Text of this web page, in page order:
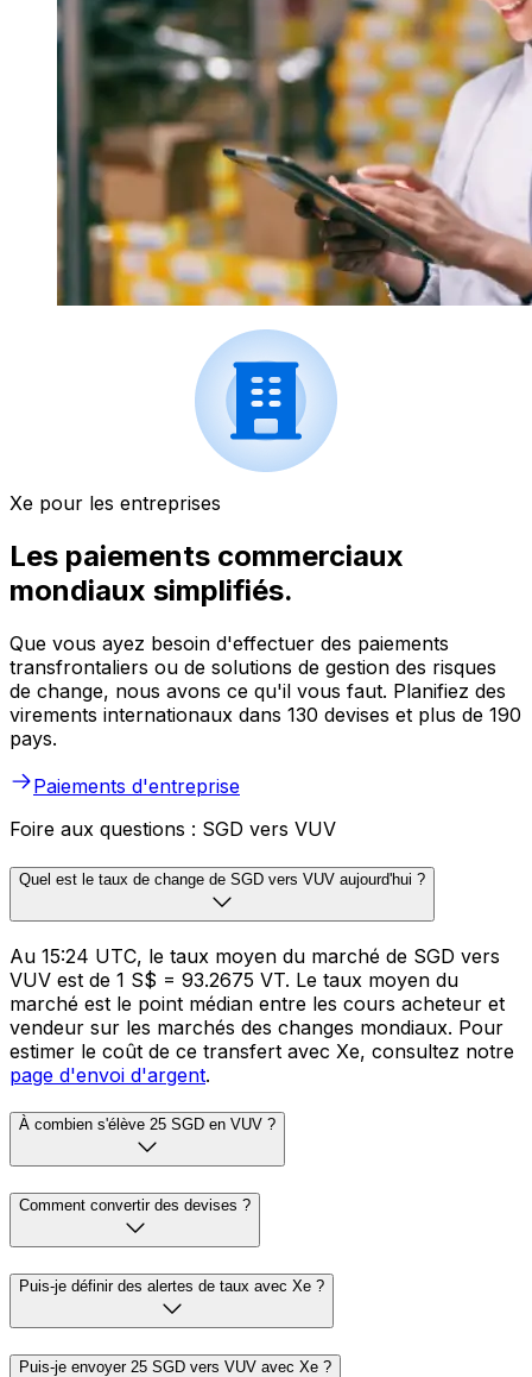
Xe pour les entreprises
Les paiements commerciaux
mondiaux simplifiés.
Que vous ayez besoin d'effectuer des paiements
transfrontaliers ou de solutions de gestion des risques
de change, nous avons ce qu'il vous faut. Planifiez des
virements internationaux dans 130 devises et plus de 190
pays.
Paiements d'entreprise
Foire aux questions : SGD vers VUV
Quel est le taux de change de SGD vers VUV aujourd'hui ?
Au 15:24 UTC, le taux moyen du marché de SGD vers
VUV est de 1 S$ = 93.2675 VT. Le taux moyen du
marché est le point médian entre les cours acheteur et
vendeur sur les marchés des changes mondiaux. Pour
estimer le coût de ce transfert avec Xe, consultez notre
page d'envoi d'argent.
À combien s'élève 25 SGD en VUV ?
Comment convertir des devises ?
Puis-je définir des alertes de taux avec Xe ?
Puis-je envoyer 25 SGD vers VUV avec Xe ?